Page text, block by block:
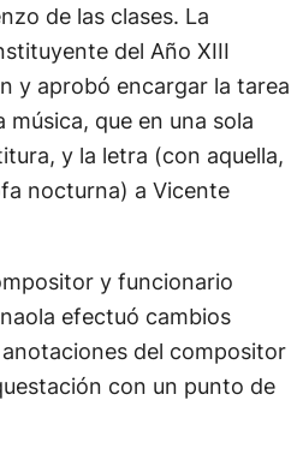
de las clases. La
del Año XIII
y aprobó encargar la tarea
música, que en una sola
y la letra (con aquella,
nocturna) a Vicente
y funcionario
efectuó cambios
del compositor
con un punto de